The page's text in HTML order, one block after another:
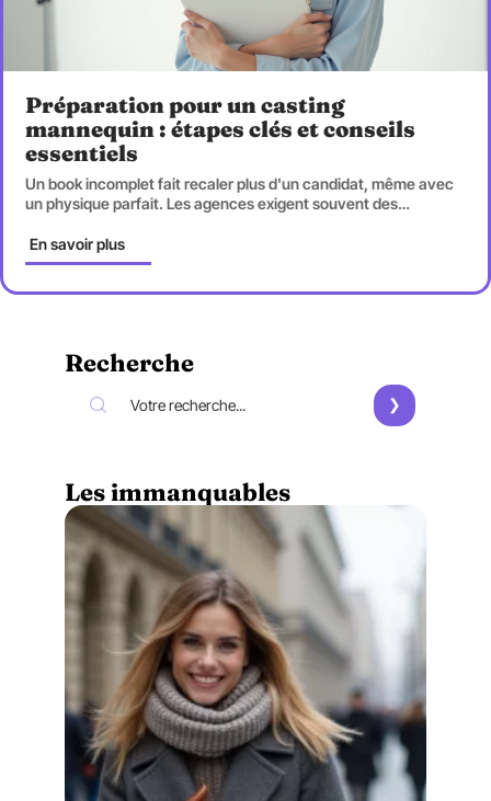
Préparation pour un casting
mannequin : étapes clés et conseils
essentiels
Un book incomplet fait recaler plus d'un candidat, même avec
un physique parfait. Les agences exigent souvent des…
En savoir plus
Recherche
Les immanquables